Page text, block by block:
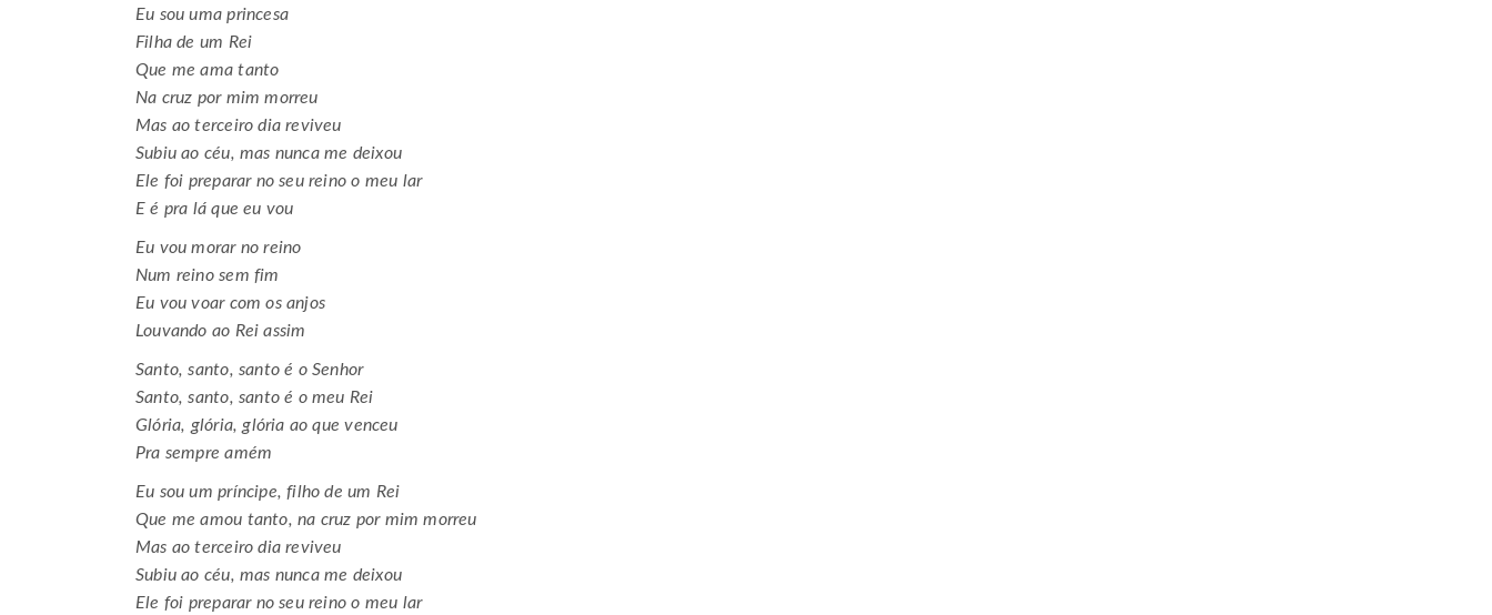
Eu sou uma princesa
Filha de um Rei
Que me ama tanto
Na cruz por mim morreu
Mas ao terceiro dia reviveu
Subiu ao céu, mas nunca me deixou
Ele foi preparar no seu reino o meu lar
E é pra lá que eu vou
Eu vou morar no reino
Num reino sem fim
Eu vou voar com os anjos
Louvando ao Rei assim
Santo, santo, santo é o Senhor
Santo, santo, santo é o meu Rei
Glória, glória, glória ao que venceu
Pra sempre amém
Eu sou um príncipe, filho de um Rei
Que me amou tanto, na cruz por mim morreu
Mas ao terceiro dia reviveu
Subiu ao céu, mas nunca me deixou
Ele foi preparar no seu reino o meu lar